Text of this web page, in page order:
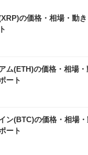
の価格・相場・動き
ム(ETH)の価格・相場・
ート
ン(BTC)の価格・相場
ート